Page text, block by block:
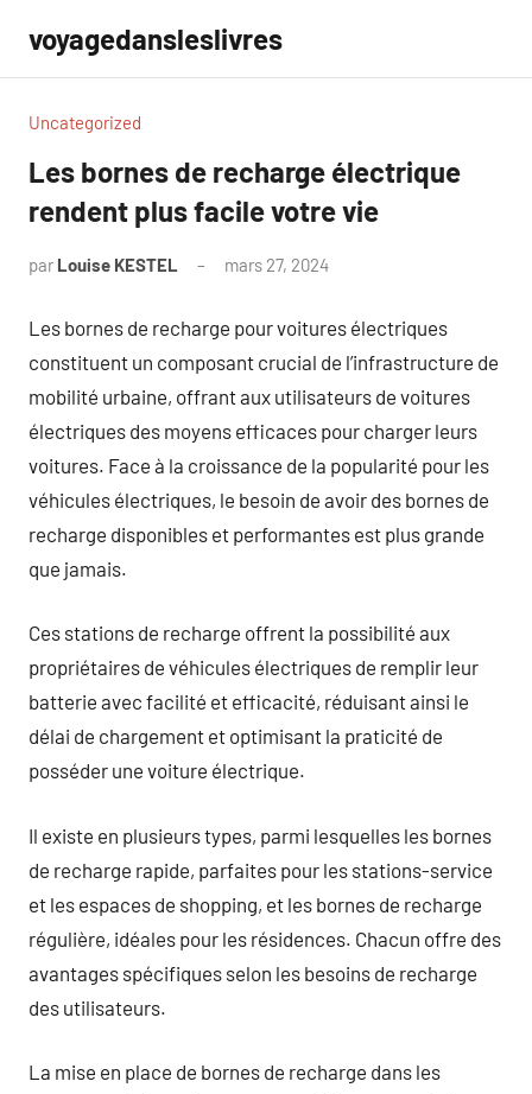
contenu
voyagedansleslivres
Uncategorized
Les bornes de recharge électrique
rendent plus facile votre vie
par Louise KESTEL mars 27, 2024
Les bornes de recharge pour voitures électriques
constituent un composant crucial de l’infrastructure de
mobilité urbaine, offrant aux utilisateurs de voitures
électriques des moyens efficaces pour charger leurs
voitures. Face à la croissance de la popularité pour les
véhicules électriques, le besoin de avoir des bornes de
recharge disponibles et performantes est plus grande
que jamais.
Ces stations de recharge offrent la possibilité aux
propriétaires de véhicules électriques de remplir leur
batterie avec facilité et efficacité, réduisant ainsi le
délai de chargement et optimisant la praticité de
posséder une voiture électrique.
Il existe en plusieurs types, parmi lesquelles les bornes
de recharge rapide, parfaites pour les stations-service
et les espaces de shopping, et les bornes de recharge
régulière, idéales pour les résidences. Chacun offre des
avantages spécifiques selon les besoins de recharge
des utilisateurs.
La mise en place de bornes de recharge dans les